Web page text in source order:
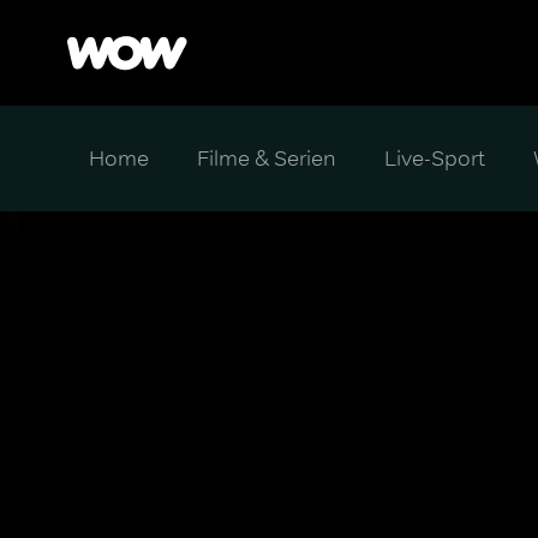
Home Filme & Serien Live-Sport